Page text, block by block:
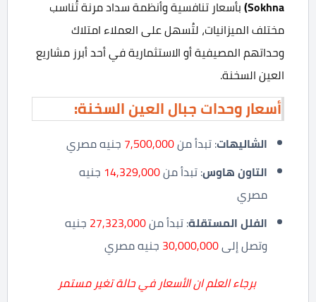
Sokhna) بأسعار تنافسية وأنظمة سداد مرنة تُناسب
مختلف الميزانيات، لتُسهل على العملاء امتلاك
وحداتهم المصيفية أو الاستثمارية في أحد أبرز مشاريع
العين السخنة.
أسعار وحدات جبال العين السخنة:
الشاليهات: تبدأ من7,500,000 جنيه مصري
التاون هاوس: تبدأ من14,329,000 جنيه
مصري
الفلل المستقلة: تبدأ من27,323,000 جنيه
وتصل إلى30,000,000 جنيه مصري
برجاء العلم ان الأسعار في حالة تغير مستمر